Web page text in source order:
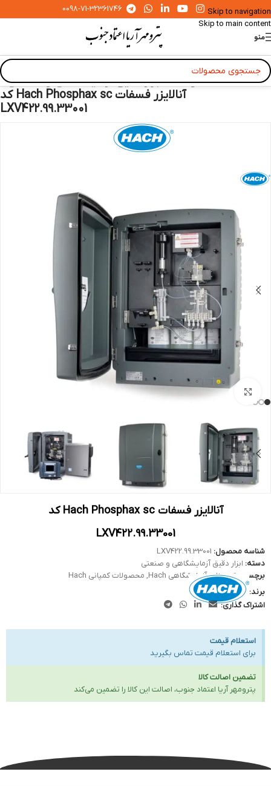
Skip to navigation
Skip to main content
0098-71-32361746
منو
خانه»محصولات»ابزار دقیق آزمایشگاهی و صنعتی»
آنالایزر فسفات Hach Phosphax sc کد
LXV422.99.33001
بزرگنمایی تصویر
آنالایزر فسفات Hach Phosphax sc کد
LXV422.99.33001
شناسه محصول: LXV422.99.33001
دسته: ابزار دقیق آزمایشگاهی و صنعتی
برچسب:
تجهیزات آزمایشگاهی Hach , محصولات کمپانی Hach
برند:
اشتراک گذاری:
استعلام قیمت
برای استعلام قیمت تماس بگیرید
تضمین اصالت کالا
پترومهر آریا اعتماد جنوب، اصالت این کالا را تضمین می‌کند